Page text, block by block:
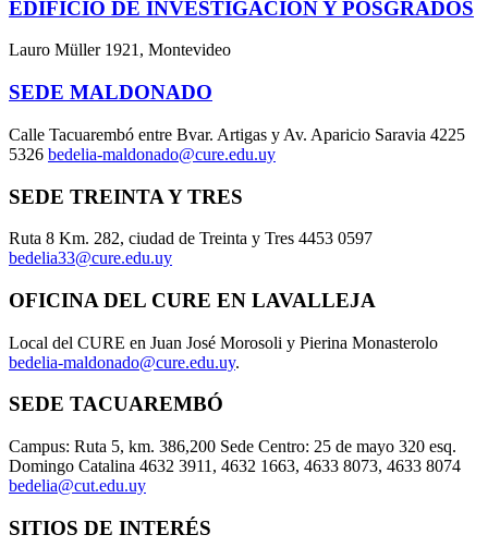
EDIFICIO DE INVESTIGACIÓN Y POSGRADOS
Lauro Müller 1921, Montevideo
SEDE MALDONADO
Calle Tacuarembó entre Bvar. Artigas y Av. Aparicio Saravia 4225
5326 bedelia-maldonado@cure.edu.uy
SEDE TREINTA Y TRES
Ruta 8 Km. 282, ciudad de Treinta y Tres 4453 0597
bedelia33@cure.edu.uy
OFICINA DEL CURE EN LAVALLEJA
Local del CURE en Juan José Morosoli y Pierina Monasterolo
bedelia-maldonado@cure.edu.uy.
SEDE TACUAREMBÓ
Campus: Ruta 5, km. 386,200 Sede Centro: 25 de mayo 320 esq.
Domingo Catalina 4632 3911, 4632 1663, 4633 8073, 4633 8074
bedelia@cut.edu.uy
SITIOS DE INTERÉS